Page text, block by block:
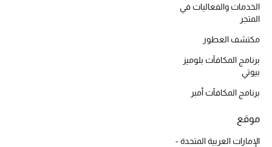
الموسم الجديد
الخدمات والفعاليات في
المتجر
مكتشف العطور
برنامج المكافآت بلوميز
بيوتي
برنامج المكافآت أمبر
موقع
الإمارات العربية المتحدة -